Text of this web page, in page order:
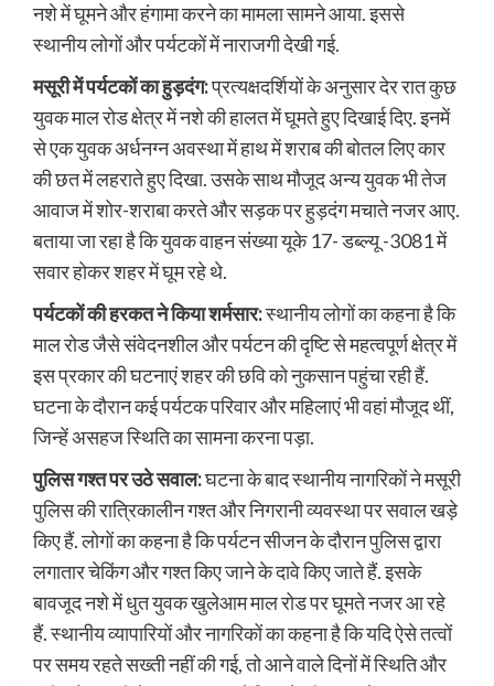
नशे में घूमने और हंगामा करने का मामला सामने आया. इससे
स्थानीय लोगों और पर्यटकों में नाराजगी देखी गई.
मसूरी में पर्यटकों का हुड़दंग:प्रत्यक्षदर्शियों के अनुसार देर रात कुछ
युवक माल रोड क्षेत्र में नशे की हालत में घूमते हुए दिखाई दिए. इनमें
से एक युवक अर्धनग्न अवस्था में हाथ में शराब की बोतल लिए कार
की छत में लहराते हुए दिखा. उसके साथ मौजूद अन्य युवक भी तेज
आवाज में शोर-शराबा करते और सड़क पर हुड़दंग मचाते नजर आए.
बताया जा रहा है कि युवक वाहन संख्या यूके 17- डब्ल्यू -3081 में
सवार होकर शहर में घूम रहे थे.
पर्यटकों की हरकत ने किया शर्मसार:स्थानीय लोगों का कहना है कि
माल रोड जैसे संवेदनशील और पर्यटन की दृष्टि से महत्वपूर्ण क्षेत्र में
इस प्रकार की घटनाएं शहर की छवि को नुकसान पहुंचा रही हैं.
घटना के दौरान कई पर्यटक परिवार और महिलाएं भी वहां मौजूद थीं,
जिन्हें असहज स्थिति का सामना करना पड़ा.
पुलिस गश्त पर उठे सवाल:घटना के बाद स्थानीय नागरिकों ने मसूरी
पुलिस की रात्रिकालीन गश्त और निगरानी व्यवस्था पर सवाल खड़े
किए हैं. लोगों का कहना है कि पर्यटन सीजन के दौरान पुलिस द्वारा
लगातार चेकिंग और गश्त किए जाने के दावे किए जाते हैं. इसके
बावजूद नशे में धुत युवक खुलेआम माल रोड पर घूमते नजर आ रहे
हैं. स्थानीय व्यापारियों और नागरिकों का कहना है कि यदि ऐसे तत्वों
पर समय रहते सख्ती नहीं की गई, तो आने वाले दिनों में स्थिति और